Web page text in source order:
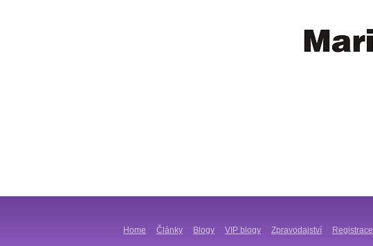
Home Články Blogy VIP blogy Zpravodajství Registrace